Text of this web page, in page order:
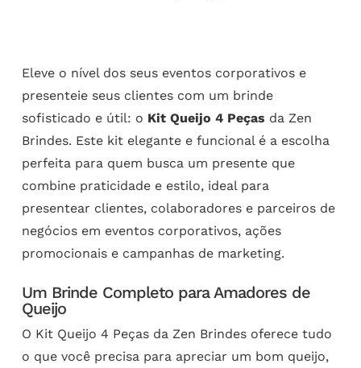
Eleve o nível dos seus eventos corporativos e
presenteie seus clientes com um brinde
sofisticado e útil: o Kit Queijo 4 Peças da Zen
Brindes. Este kit elegante e funcional é a escolha
perfeita para quem busca um presente que
combine praticidade e estilo, ideal para
presentear clientes, colaboradores e parceiros de
negócios em eventos corporativos, ações
promocionais e campanhas de marketing.
Um Brinde Completo para Amadores de
Queijo
O Kit Queijo 4 Peças da Zen Brindes oferece tudo
o que você precisa para apreciar um bom queijo,